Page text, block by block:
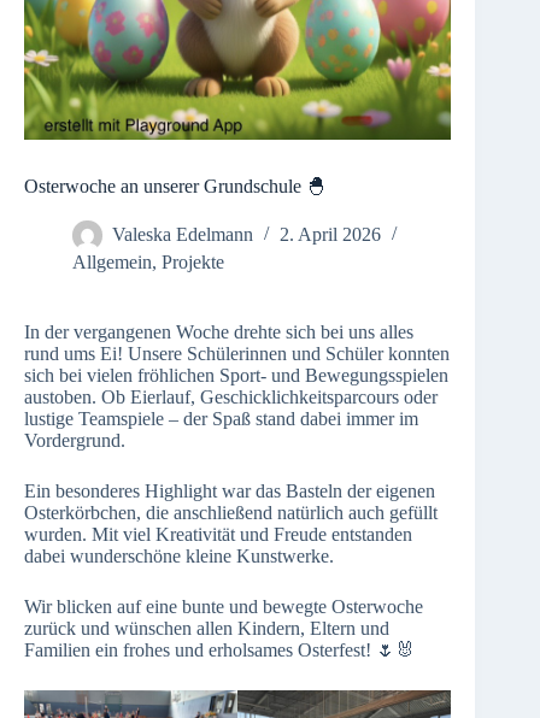
Osterwoche an unserer Grundschule 🐣
Valeska Edelmann
2. April 2026
Allgemein, Projekte
In der vergangenen Woche drehte sich bei uns alles
rund ums Ei! Unsere Schülerinnen und Schüler konnten
sich bei vielen fröhlichen Sport- und Bewegungsspielen
austoben. Ob Eierlauf, Geschicklichkeitsparcours oder
lustige Teamspiele – der Spaß stand dabei immer im
Vordergrund.
Ein besonderes Highlight war das Basteln der eigenen
Osterkörbchen, die anschließend natürlich auch gefüllt
wurden. Mit viel Kreativität und Freude entstanden
dabei wunderschöne kleine Kunstwerke.
Wir blicken auf eine bunte und bewegte Osterwoche
zurück und wünschen allen Kindern, Eltern und
Familien ein frohes und erholsames Osterfest! 🌷🐰